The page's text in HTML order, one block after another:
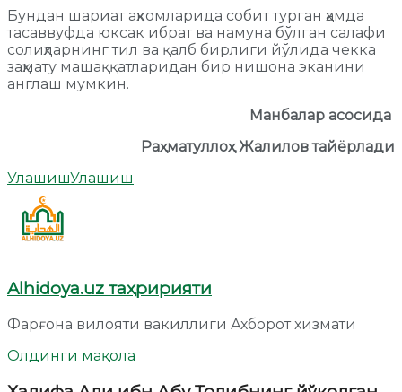
Бундан шариат аҳкомларида собит турган ҳамда
тасаввуфда юксак ибрат ва намуна бўлган салафи
солиҳларнинг тил ва қалб бирлиги йўлида чекка
заҳмату машаққатларидан бир нишона эканини
англаш мумкин.
Манбалар асосида
Раҳматуллоҳ Жалилов тайёрлади
УлашишУлашиш
Alhidoya.uz таҳририяти
Фарғона вилояти вакиллиги Ахборот хизмати
Олдинги мақола